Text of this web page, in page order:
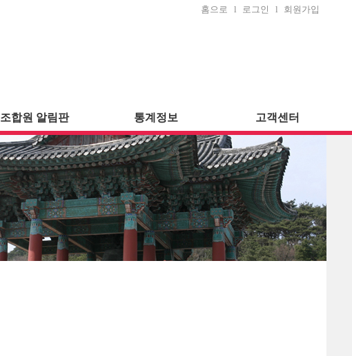
홈으로 l 로그인 l 회원가입
조합원 알림판 통계정보 고객센터